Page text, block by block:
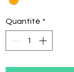
Quantité *